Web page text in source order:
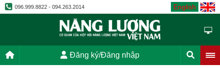
096.999.8822 - 094.263.2014 English
Đăng ký/Đăng nhập